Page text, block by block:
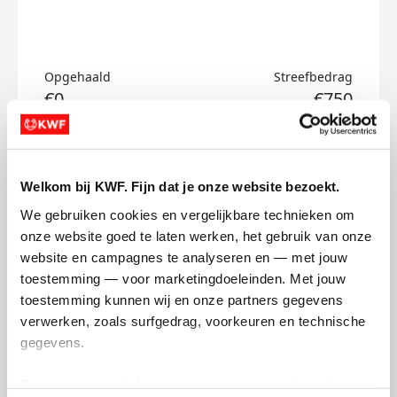
Welkom bij KWF. Fijn dat je onze website bezoekt.
We gebruiken cookies en vergelijkbare technieken om
onze website goed te laten werken, het gebruik van onze
website en campagnes te analyseren en — met jouw
toestemming — voor marketingdoeleinden. Met jouw
toestemming kunnen wij en onze partners gegevens
verwerken, zoals surfgedrag, voorkeuren en technische
gegevens.
Opgehaald
€0
Streefbedrag
€750
Doneer
Tim's badges